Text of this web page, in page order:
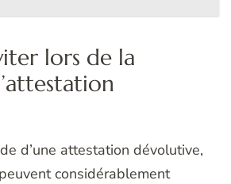
lors de la
d’une attestation dévolutive,
considérablement